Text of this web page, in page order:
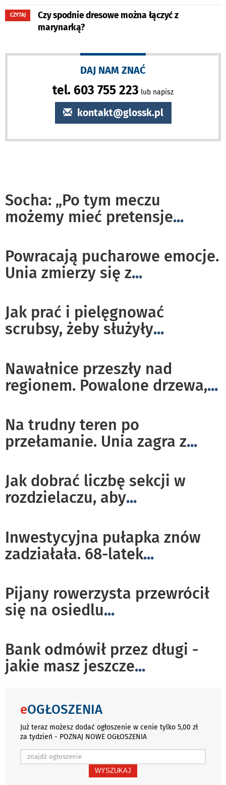
CZYTAJ
Czy spodnie dresowe można łączyć z
marynarką?
DAJ NAM ZNAĆ
tel. 603 755 223 lub napisz
kontakt@glossk.pl
Socha: „Po tym meczu
możemy mieć pretensje...
Powracają pucharowe emocje.
Unia zmierzy się z...
Jak prać i pielęgnować
scrubsy, żeby służyły...
Nawałnice przeszły nad
regionem. Powalone drzewa,...
Na trudny teren po
przełamanie. Unia zagra z...
Jak dobrać liczbę sekcji w
rozdzielaczu, aby...
Inwestycyjna pułapka znów
zadziałała. 68-latek...
Pijany rowerzysta przewrócił
się na osiedlu...
Bank odmówił przez długi -
jakie masz jeszcze...
eOGŁOSZENIA
Już teraz możesz dodać ogłoszenie w cenie tylko 5,00 zł
za tydzień - POZNAJ NOWE OGŁOSZENIA
WYSZUKAJ